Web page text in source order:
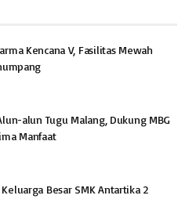
Kencana V, Fasilitas Mewah
alun Tugu Malang, Dukung MBG
Manfaat
Besar SMK Antartika 2